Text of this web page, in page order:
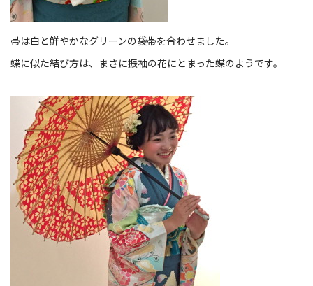
帯は白と鮮やかなグリーンの袋帯を合わせました。
蝶に似た結び方は、まさに振袖の花にとまった蝶のようです。